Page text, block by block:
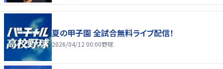
夏の甲子園 全試合無料ライブ配信！
2026/04/12 00:00野球